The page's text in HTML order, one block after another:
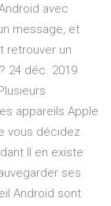
avec
message, et
retrouver un
24 déc. 2019
appareils Apple
vous décidez
Il en existe
ses
Android sont